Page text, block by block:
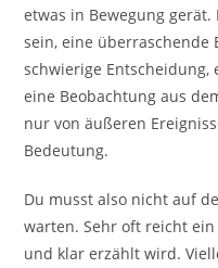
etwas in Bewegung gerät.
sein, eine überraschende
schwierige
eine Beobachtung aus
nur von äußeren
Bedeutung.
Du musst also nicht auf
warten. Sehr oft reicht
und klar erzählt wird.